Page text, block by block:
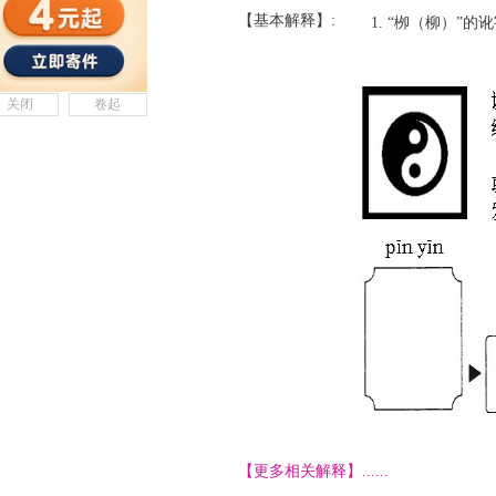
【基本解释】: “栁（柳）”的
【更多相关解释】......
关闭 卷起